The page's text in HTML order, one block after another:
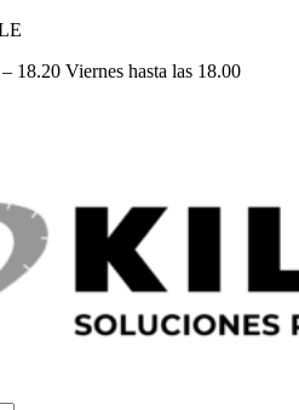
18.20 Viernes hasta las 18.00